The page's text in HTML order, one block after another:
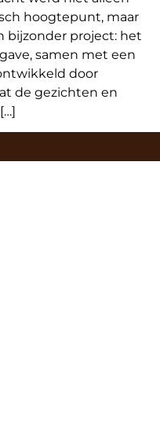
hoogtepunt, maar
bijzonder project: het
samen met een
door
de gezichten en